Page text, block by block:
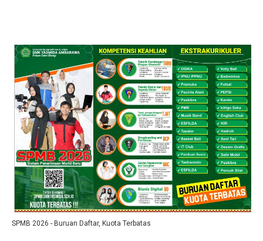
SPMB 2026 - Buruan Daftar, Kuota Terbatas